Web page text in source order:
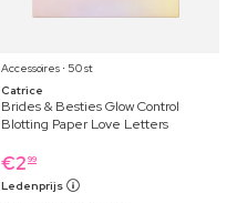
Accessoires ⋅ 50 st
Catrice
Brides & Besties Glow Control
Blotting Paper Love Letters
€2 99
Ledenprijs